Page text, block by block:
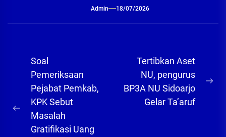
Admin 18/07/2026
Navigasi
pos
Previous
post:
Soal
Pemeriksaan
Pejabat Pemkab,
KPK Sebut
Masalah
Gratifikasi Uang
Tertibkan Aset
NU, pengurus
BP3A NU Sidoarjo
Gelar Ta’aruf